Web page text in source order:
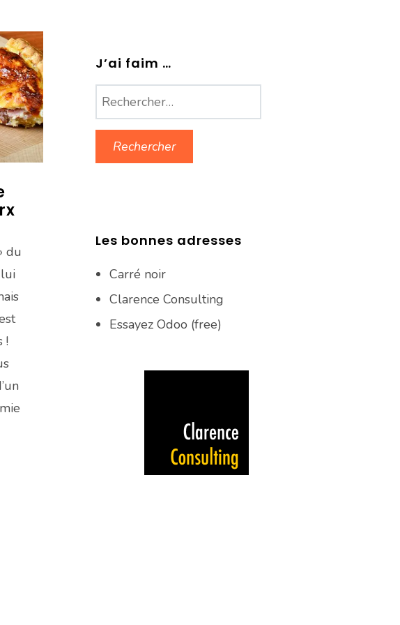
du
!
J’ai faim …
Rechercher :
Les bonnes adresses
Carré noir
Clarence Consulting
Essayez Odoo (free)